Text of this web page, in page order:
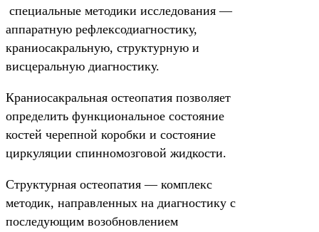
специальные методики исследования —
аппаратную рефлексодиагностику,
краниосакральную, структурную и
висцеральную диагностику.
Краниосакральная остеопатия позволяет
определить функциональное состояние
костей черепной коробки и состояние
циркуляции спинномозговой жидкости.
Структурная остеопатия — комплекс
методик, направленных на диагностику с
последующим возобновлением